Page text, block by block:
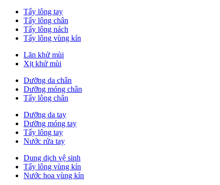
Tẩy lông tay
Tẩy lông chân
Tẩy lông nách
Tẩy lông vùng kín
Lăn khử mùi
Xịt khử mùi
Dưỡng da chân
Dưỡng móng chân
Tẩy lông chân
Dưỡng da tay
Dưỡng móng tay
Tẩy lông tay
Nước rửa tay
Dung dịch vệ sinh
Tẩy lông vùng kín
Nước hoa vùng kín